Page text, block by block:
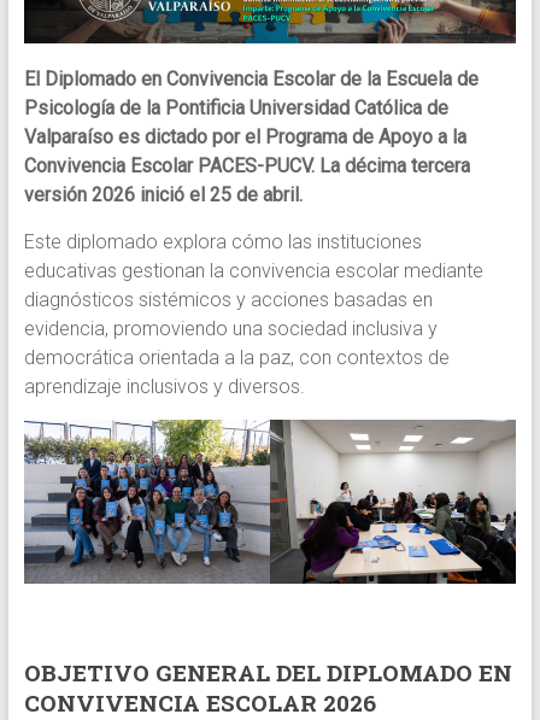
comunidades
educativas
en
el
mejoramiento
de
la
convivencia
escolar
a
través
del
de
equipos
de
gestión,
del
agenciamiento
el
fortalecimiento
El Diplomado en Convivencia Escolar de la Escuela de
Psicología de la Pontificia Universidad Católica de
Valparaíso es dictado por el Programa de Apoyo a la
Convivencia Escolar PACES-PUCV. La décima tercera
versión 2026 inició el 25 de abril.
Este diplomado explora cómo las instituciones
educativas gestionan la convivencia escolar mediante
diagnósticos sistémicos y acciones basadas en
evidencia, promoviendo una sociedad inclusiva y
democrática orientada a la paz, con contextos de
aprendizaje inclusivos y diversos.
OBJETIVO GENERAL DEL DIPLOMADO EN
CONVIVENCIA ESCOLAR 2026